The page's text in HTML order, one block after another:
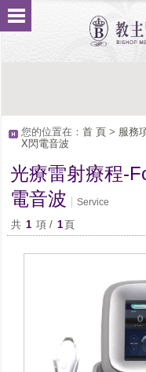
您的位置在： 首 頁> 服務
X閃電音波
光療雷射療程-
電音波
Service
共 1 項 / 1頁